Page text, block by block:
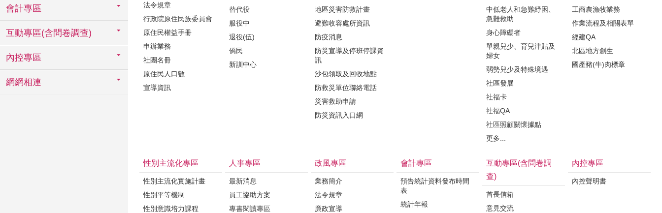
會計專區
互動專區(含問卷調查)
內控專區
網網相連
法令規章
行政院原住民族委員會
原住民權益手冊
申辦業務
社團名冊
原住民人口數
宣導資訊
替代役
服役中
退役(伍)
僑民
新訓中心
地區災害防救計畫
避難收容處所資訊
防疫消息
防災宣導及停班停課資
訊
沙包領取及回收地點
防救災單位聯絡電話
災害救助申請
防災資訊入口網
中低老人和急難紓困、
急難救助
身心障礙者
單親兒少、育兒津貼及
婦女
弱勢兒少及特殊境遇
社區發展
社福卡
社福QA
社區照顧關懷據點
更多...
工商農漁牧業務
作業流程及相關表單
經建QA
北區地方創生
國產豬(牛)肉標章
性別主流化專區
性別主流化實施計畫
性別平等機制
性別意識培力課程
人事專區
最新消息
員工協助方案
專書閱讀專區
政風專區
業務簡介
法令規章
廉政宣導
會計專區
預告統計資料發布時間
表
統計年報
互動專區(含問卷調
查)
首長信箱
意見交流
內控專區
內控聲明書